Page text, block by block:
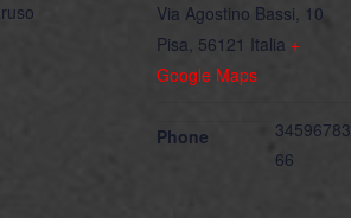
Via Agostino Bassi, 10
Pisa, 56121 Italia +
Google Maps
Phone
34596783
66